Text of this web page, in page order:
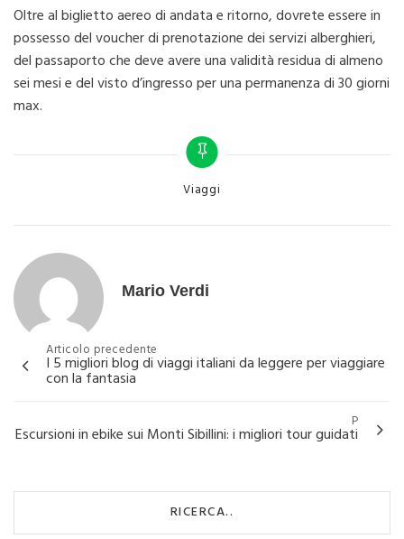
Oltre al biglietto aereo di andata e ritorno, dovrete essere in
possesso del voucher di prenotazione dei servizi alberghieri,
del passaporto che deve avere una validità residua di almeno
sei mesi e del visto d’ingresso per una permanenza di 30 giorni
max.
Categories
Viaggi
Mario Verdi
Navigazione
articoli
Articolo precedente
I 5 migliori blog di viaggi italiani da leggere per viaggiare
con la fantasia
P
Escursioni in ebike sui Monti Sibillini: i migliori tour guidati
RICERCA..